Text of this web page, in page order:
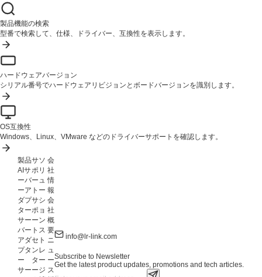
製品機能の検索
型番で検索して、仕様、ドライバー、互換性を表示します。
ハードウェアバージョン
シリアル番号でハードウェアリビジョンとボードバージョンを識別します。
OS互換性
Windows、Linux、VMware などのドライバーサポートを確認します。
製品
AIサ
ーバ
ーア
ダプ
ター
サー
バー
アダ
プタ
ー
サー
サ
ポ
ー
ト
サ
ポ
ー
ト
セ
ン
タ
ー
ソ
リ
ュ
ー
シ
ョ
ン
ス
ト
レ
ー
ジ
会
社
情
報
会
社
概
要
ニ
ュ
ー
ス
info@lr-link.com
Subscribe to Newsletter
Get the latest product updates, promotions and tech articles.